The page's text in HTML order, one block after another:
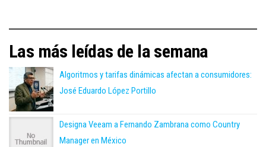
Las más leídas de la semana
Algoritmos y tarifas dinámicas afectan a consumidores:
José Eduardo López Portillo
Designa Veeam a Fernando Zambrana como Country
Manager en México